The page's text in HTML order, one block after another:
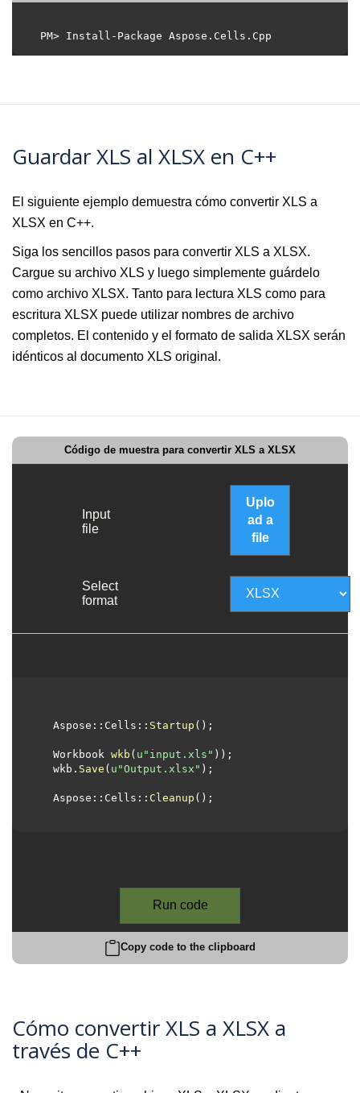
Guardar XLS al XLSX en C++
El siguiente ejemplo demuestra cómo convertir XLS a
XLSX en C++.
Siga los sencillos pasos para convertir XLS a XLSX.
Cargue su archivo XLS y luego simplemente guárdelo
como archivo XLSX. Tanto para lectura XLS como para
escritura XLSX puede utilizar nombres de archivo
completos. El contenido y el formato de salida XLSX serán
idénticos al documento XLS original.
Código de muestra para convertir XLS a XLSX
Input
file
Uplo
ad a
file
Select
format
  Aspose::Cells::
Startup ();
Workbook wkb ( u "input.xls" ) ) ;
  wkb.
Save ( u "Output.xlsx" );
  Aspose::Cells::
Cleanup ();
Run code
Copy code to the clipboard
Cómo convertir XLS a XLSX a
través de C++